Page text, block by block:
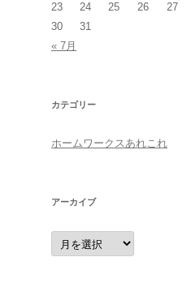
23
24 25 26 27
30
31
« 7月
カテゴリー
ホームワークスあれこれ
アーカイブ
ア
ー
カ